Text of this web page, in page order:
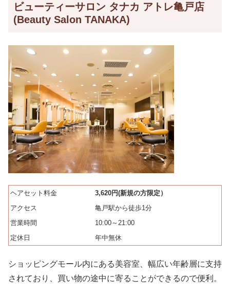
ビューティーサロン タナカ アトレ亀戸店
(Beauty Salon TANAKA)
ヘアセット料金
3,620円(新規の方限定）
アクセス
亀戸駅から徒歩1分
営業時間
10:00～21:00
定休日
年中無休
ショッピングモール内にある美容室、幅広い年齢層に支持
されており、買い物の途中に寄ることができるので便利。